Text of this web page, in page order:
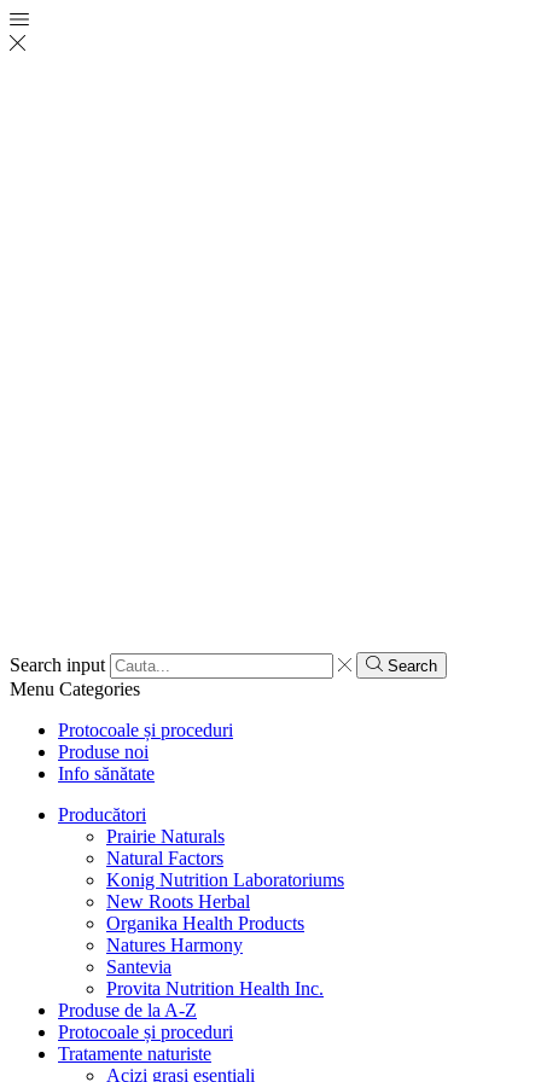
Search input Search
Menu Categories
Protocoale și proceduri
Produse noi
Info sănătate
Producători
Prairie Naturals
Natural Factors
Konig Nutrition Laboratoriums
New Roots Herbal
Organika Health Products
Natures Harmony
Santevia
Provita Nutrition Health Inc.
Produse de la A-Z
Protocoale și proceduri
Tratamente naturiste
Acizi grași esențiali